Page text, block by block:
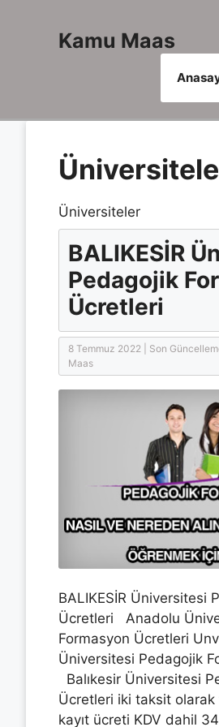
Kamu Maas
Üniversiteler
BALIKESİR
Pedagojik
Ücretleri
8 Temmuz 2022 Son
Maas
BALIKESİR Üniversitesi
Ücretleri Anadolu
Formasyon Ücretleri
Üniversitesi Pedagojik
Balıkesir Üniversitesi
Ücretleri iki taksit
kayıt ücreti KDV dahil